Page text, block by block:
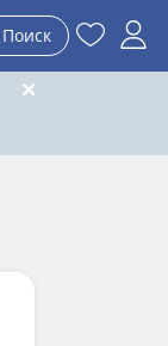
Поиск